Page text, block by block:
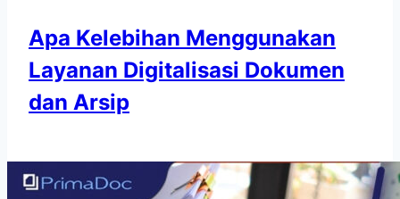
Apa Kelebihan Menggunakan
Layanan Digitalisasi Dokumen
dan Arsip